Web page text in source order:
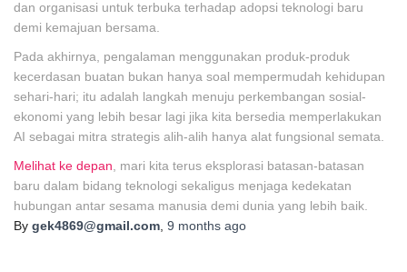
dan organisasi untuk terbuka terhadap adopsi teknologi baru
demi kemajuan bersama.
Pada akhirnya, pengalaman menggunakan produk-produk
kecerdasan buatan bukan hanya soal mempermudah kehidupan
sehari-hari; itu adalah langkah menuju perkembangan sosial-
ekonomi yang lebih besar lagi jika kita bersedia memperlakukan
AI sebagai mitra strategis alih-alih hanya alat fungsional semata.
Melihat ke depan , mari kita terus eksplorasi batasan-batasan
baru dalam bidang teknologi sekaligus menjaga kedekatan
hubungan antar sesama manusia demi dunia yang lebih baik.
By gek4869@gmail.com 9 months ago